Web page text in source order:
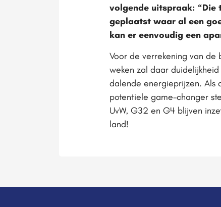
volgende uitspraak:
geplaatst waar al een
kan er eenvoudig een
Voor de verrekening van de
weken zal daar
dalende energieprijzen.
potentiele game-changer
UvW, G32 en G4 blijven
land!